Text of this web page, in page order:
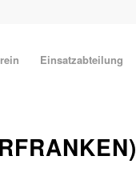
Einsatzabteilung